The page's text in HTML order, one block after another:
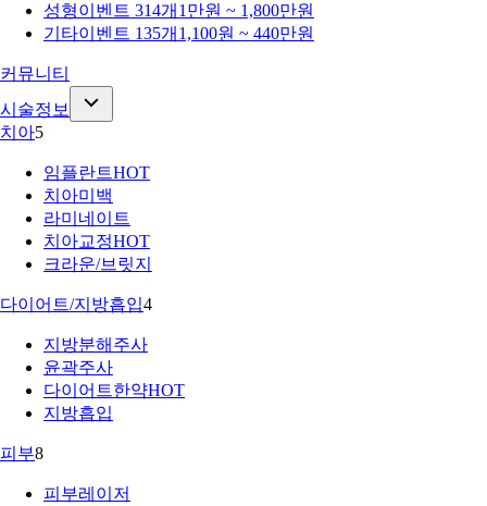
성형이벤트 314개 1만원 ~ 1,800만원
기타이벤트 135개 1,100원 ~ 440만원
커뮤니티
시술정보
치아5
임플란트HOT
치아미백
라미네이트
치아교정HOT
크라운/브릿지
다이어트/지방흡입4
지방분해주사
윤곽주사
다이어트한약HOT
지방흡입
피부8
피부레이저